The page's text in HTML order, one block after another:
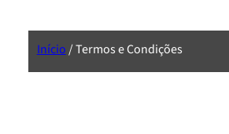
Início/ Termos e Condições